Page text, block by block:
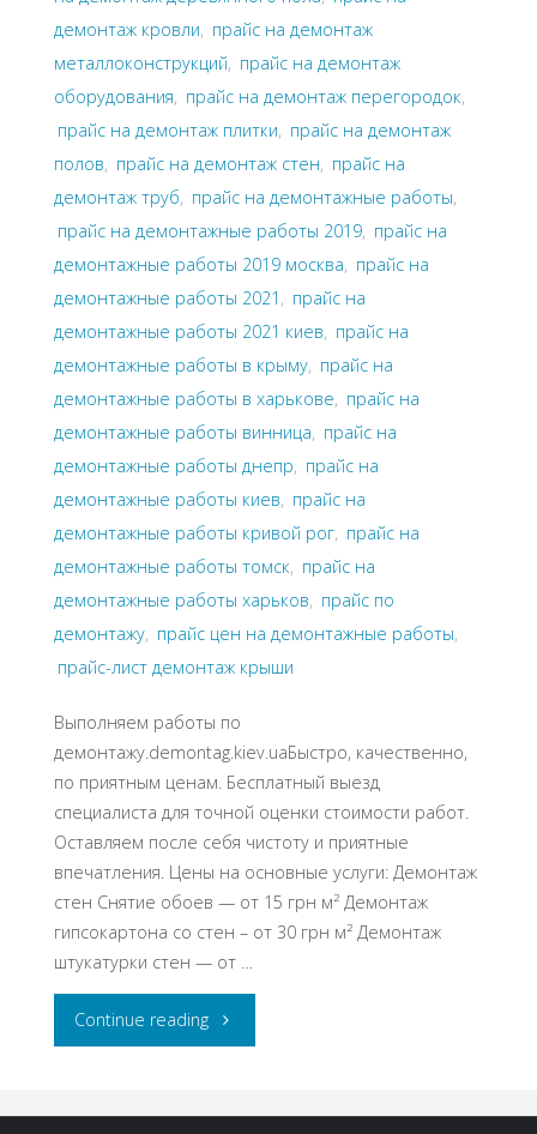
демонтаж кровли, прайс на демонтаж
металлоконструкций, прайс на демонтаж
оборудования, прайс на демонтаж перегородок,
прайс на демонтаж плитки, прайс на демонтаж
полов, прайс на демонтаж стен, прайс на
демонтаж труб, прайс на демонтажные работы,
прайс на демонтажные работы 2019, прайс на
демонтажные работы 2019 москва, прайс на
демонтажные работы 2021 , прайс на
демонтажные работы 2021 киев, прайс на
демонтажные работы в крыму, прайс на
демонтажные работы в харькове, прайс на
демонтажные работы винница, прайс на
демонтажные работы днепр, прайс на
демонтажные работы киев, прайс на
демонтажные работы кривой рог, прайс на
демонтажные работы томск, прайс на
демонтажные работы харьков, прайс по
демонтажу, прайс цен на демонтажные работы,
прайс-лист демонтаж крыши
Выполняем работы по
демонтажу.demontag.kiev.uaБыстро, качественно,
по приятным ценам. Бесплатный выезд
специалиста для точной оценки стоимости работ.
Оставляем после себя чистоту и приятные
впечатления. Цены на основные услуги: Демонтаж
стен Снятие обоев — от 15 грн м² Демонтаж
гипсокартона со стен – от 30 грн м² Демонтаж
штукатурки стен — от …
Continue reading"Прайс
демонтаж